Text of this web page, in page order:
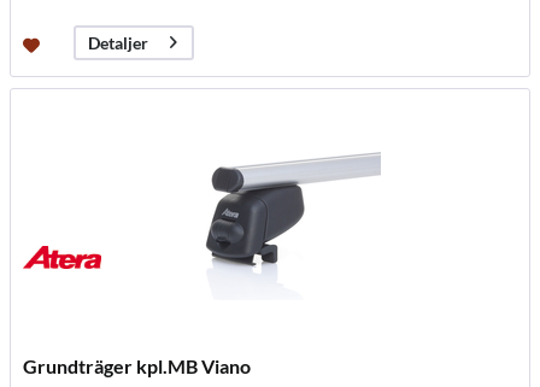
Detaljer
Grundträger kpl.MB Viano